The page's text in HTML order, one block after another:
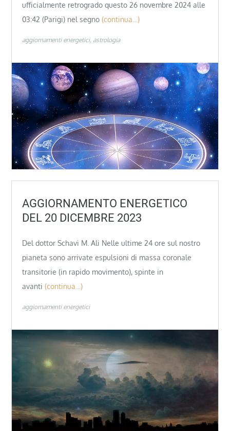
ufficialmente retrogrado questo 26 novembre 2024 alle
03:42 (Parigi) nel segno (continua…)
aggiornamenti energetici astrologia
AGGIORNAMENTO ENERGETICO
DEL 20 DICEMBRE 2023
Del dottor Schavi M. Ali Nelle ultime 24 ore sul nostro
pianeta sono arrivate espulsioni di massa coronale
transitorie (in rapido movimento), spinte in
avanti (continua…)
aggiornamenti energetici